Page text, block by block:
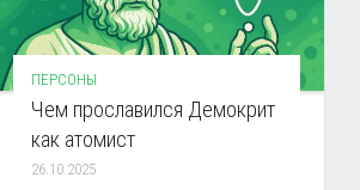
ПЕРСОНЫ
Чем прославился Демокрит
как атомист
26.10.2025